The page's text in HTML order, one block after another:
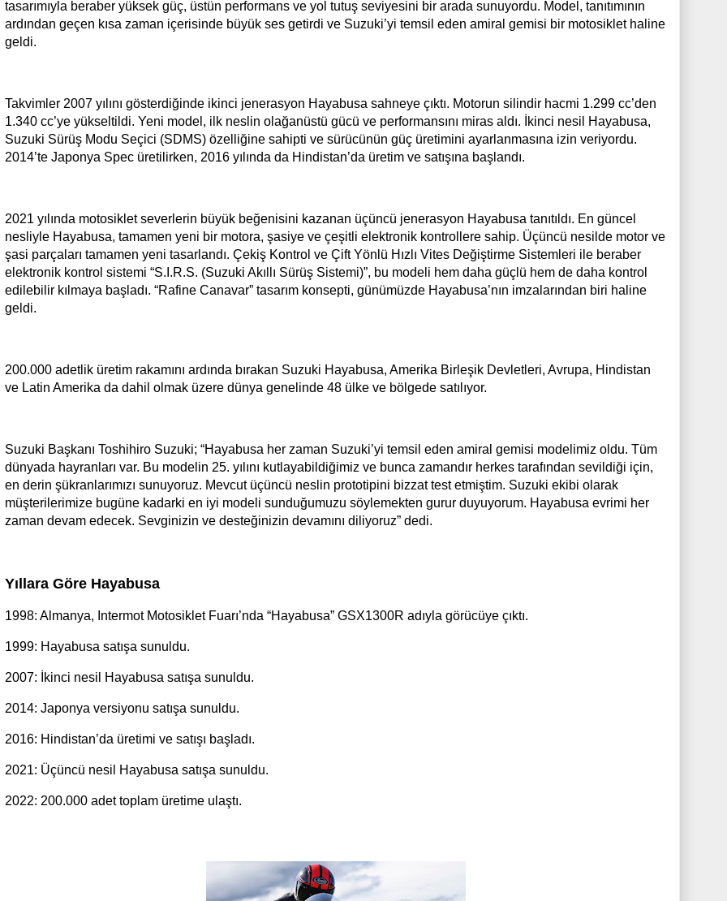
tasarımıyla beraber yüksek güç, üstün performans ve yol tutuş seviyesini bir arada sunuyordu. Model, tanıtımının
ardından geçen kısa zaman içerisinde büyük ses getirdi ve Suzuki’yi temsil eden amiral gemisi bir motosiklet haline
geldi.
Takvimler 2007 yılını gösterdiğinde ikinci jenerasyon Hayabusa sahneye çıktı. Motorun silindir hacmi 1.299 cc’den
1.340 cc’ye yükseltildi. Yeni model, ilk neslin olağanüstü gücü ve performansını miras aldı. İkinci nesil Hayabusa,
Suzuki Sürüş Modu Seçici (SDMS) özelliğine sahipti ve sürücünün güç üretimini ayarlanmasına izin veriyordu.
2014’te Japonya Spec üretilirken, 2016 yılında da Hindistan’da üretim ve satışına başlandı.
2021 yılında motosiklet severlerin büyük beğenisini kazanan üçüncü jenerasyon Hayabusa tanıtıldı. En güncel
nesliyle Hayabusa, tamamen yeni bir motora, şasiye ve çeşitli elektronik kontrollere sahip. Üçüncü nesilde motor ve
şasi parçaları tamamen yeni tasarlandı. Çekiş Kontrol ve Çift Yönlü Hızlı Vites Değiştirme Sistemleri ile beraber
elektronik kontrol sistemi “S.I.R.S. (Suzuki Akıllı Sürüş Sistemi)”, bu modeli hem daha güçlü hem de daha kontrol
edilebilir kılmaya başladı. “Rafine Canavar” tasarım konsepti, günümüzde Hayabusa’nın imzalarından biri haline
geldi.
200.000 adetlik üretim rakamını ardında bırakan Suzuki Hayabusa, Amerika Birleşik Devletleri, Avrupa, Hindistan
ve Latin Amerika da dahil olmak üzere dünya genelinde 48 ülke ve bölgede satılıyor.
Suzuki Başkanı Toshihiro Suzuki; “Hayabusa her zaman Suzuki’yi temsil eden amiral gemisi modelimiz oldu. Tüm
dünyada hayranları var. Bu modelin 25. yılını kutlayabildiğimiz ve bunca zamandır herkes tarafından sevildiği için,
en derin şükranlarımızı sunuyoruz. Mevcut üçüncü neslin prototipini bizzat test etmiştim. Suzuki ekibi olarak
müşterilerimize bugüne kadarki en iyi modeli sunduğumuzu söylemekten gurur duyuyorum. Hayabusa evrimi her
zaman devam edecek. Sevginizin ve desteğinizin devamını diliyoruz” dedi.
Yıllara Göre Hayabusa
1998: Almanya, Intermot Motosiklet Fuarı’nda “Hayabusa” GSX1300R adıyla görücüye çıktı.
1999: Hayabusa satışa sunuldu.
2007: İkinci nesil Hayabusa satışa sunuldu.
2014: Japonya versiyonu satışa sunuldu.
2016: Hindistan’da üretimi ve satışı başladı.
2021: Üçüncü nesil Hayabusa satışa sunuldu.
2022: 200.000 adet toplam üretime ulaştı.